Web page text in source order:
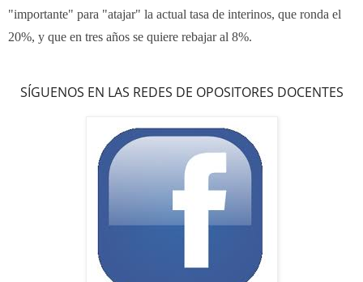
"importante" para "atajar" la actual tasa de interinos, que ronda el
20%, y que en tres años se quiere rebajar al 8%.
SÍGUENOS EN LAS REDES DE OPOSITORES DOCENTES